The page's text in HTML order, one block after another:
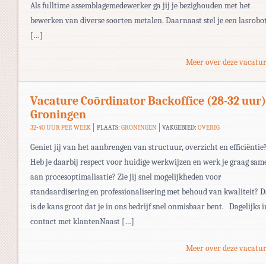
Als fulltime assemblagemedewerker ga jij je bezighouden met het
bewerken van diverse soorten metalen. Daarnaast stel je een
[…]
Meer over deze
Vacature Coördinator Backoffice (28-32 uur)
Groningen
32-40 UUR PER WEEK PLAATS: GRONINGEN VAKGEBIED:OVERIG
Geniet jij van het aanbrengen van structuur, overzicht en
Heb je daarbij respect voor huidige werkwijzen en werk je graag
aan procesoptimalisatie? Zie jij snel mogelijkheden voor
standaardisering en professionalisering met behoud van kwaliteit?
is de kans groot dat je in ons bedrijf snel onmisbaar bent. Dagelijks
contact met klantenNaast […]
Meer over deze